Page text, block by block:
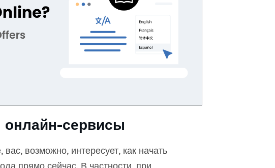
онлайн-сервисы
возможно, интересует, как начать